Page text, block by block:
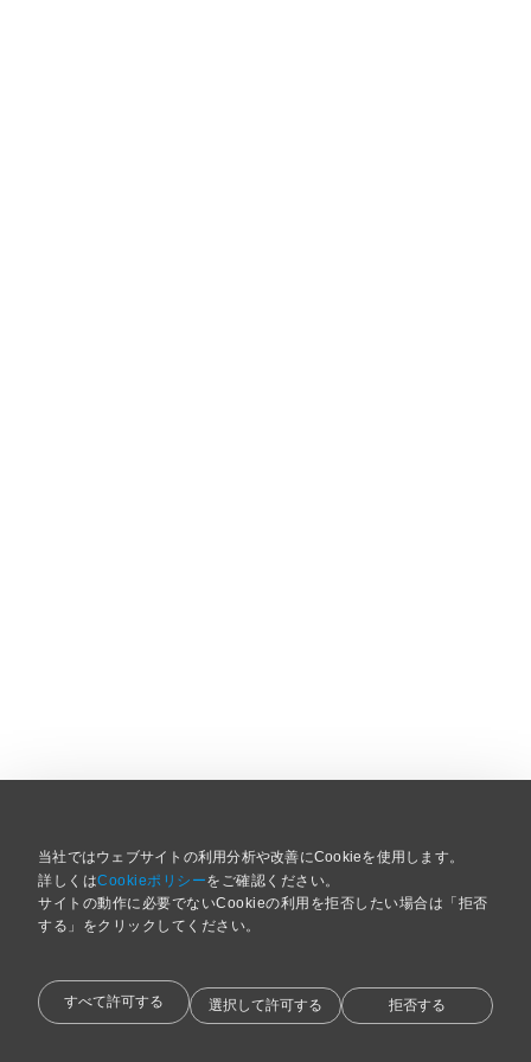
当社ではウェブサイトの利用分析や改善にCookieを使用します。
詳しくはCookieポリシーをご確認ください。
サイトの動作に必要でないCookieの利用を拒否したい場合は「拒否
する」をクリックしてください。
すべて許可する 選択して許可する 拒否する